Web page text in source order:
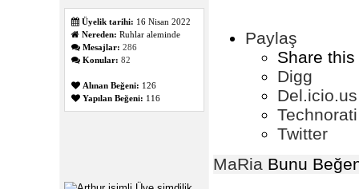
Üyelik tarihi: 16 Nisan 2022
Nereden: Ruhlar aleminde
Mesajlar: 286
Konular: 82
Alınan Beğeni: 126
Yapılan Beğeni: 116
Paylaş
Share
Digg
Del.icio.us
Technorati
Twitter
MaRia Bunu